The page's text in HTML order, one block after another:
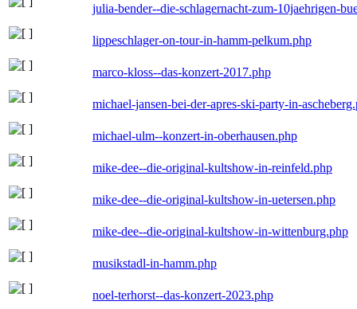
julia-bender--die-schlagernacht-zum-10jaehrigen-
lippeschlager-on-tour-in-hamm-pelkum.php
marco-kloss--das-konzert-2017.php
michael-jansen-bei-der-apres-ski-party-in-
michael-ulm--konzert-in-oberhausen.php
mike-dee--die-original-kultshow-in-reinfeld.php
mike-dee--die-original-kultshow-in-uetersen.php
mike-dee--die-original-kultshow-in-wittenburg.php
musikstadl-in-hamm.php
noel-terhorst--das-konzert-2023.php